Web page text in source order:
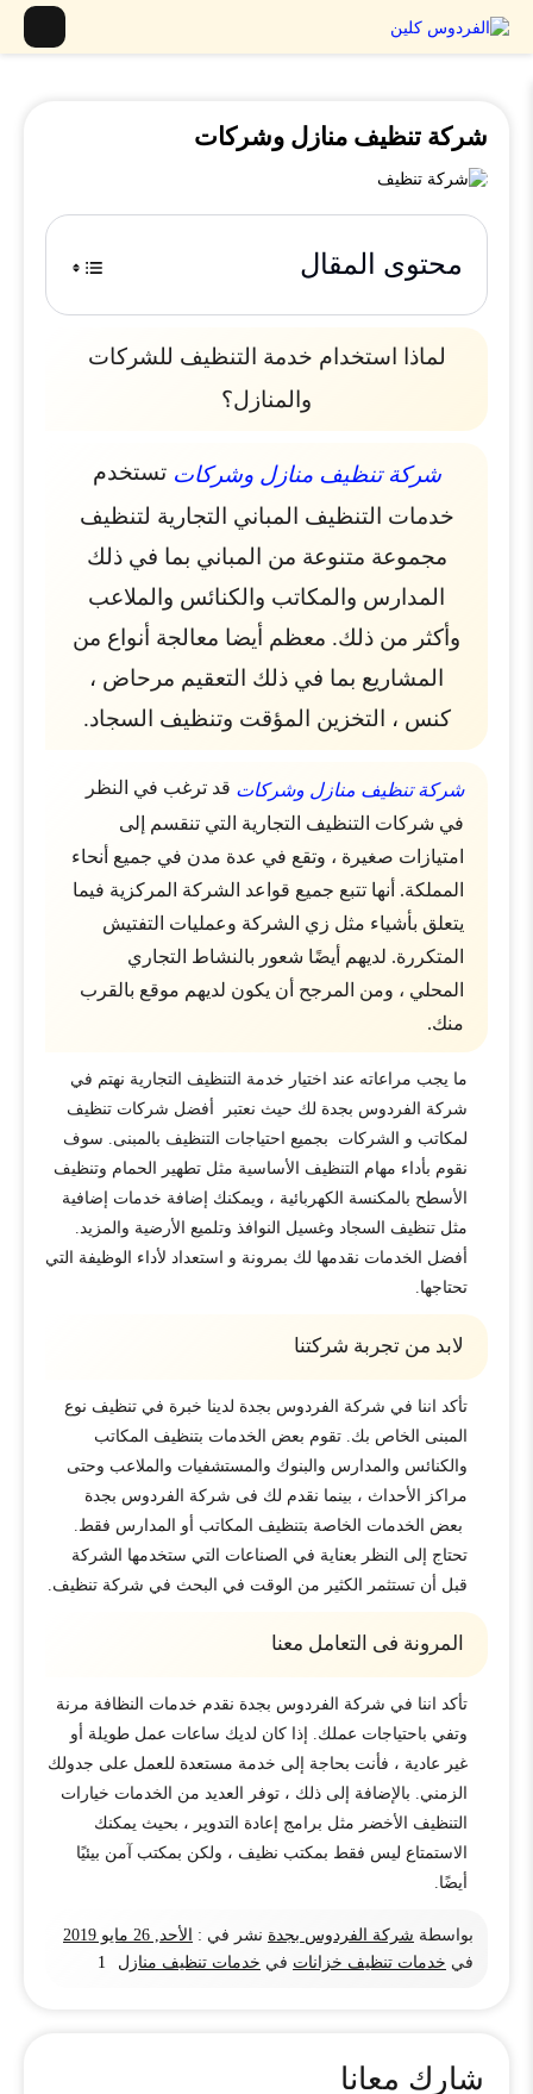
شركة تنظيف منازل وشركات
محتوى المقال
لماذا استخدام خدمة التنظيف للشركات
والمنازل؟
شركة تنظيف منازل وشركات تستخدم
خدمات التنظيف المباني التجارية لتنظيف
مجموعة متنوعة من المباني بما في ذلك
المدارس والمكاتب والكنائس والملاعب
وأكثر من ذلك. معظم أيضا معالجة أنواع من
المشاريع بما في ذلك التعقيم مرحاض ،
كنس ، التخزين المؤقت وتنظيف السجاد.
شركة تنظيف منازل وشركات قد ترغب في النظر
في شركات التنظيف التجارية التي تنقسم إلى
امتيازات صغيرة ، وتقع في عدة مدن في جميع أنحاء
المملكة. أنها تتبع جميع قواعد الشركة المركزية فيما
يتعلق بأشياء مثل زي الشركة وعمليات التفتيش
المتكررة. لديهم أيضًا شعور بالنشاط التجاري
المحلي ، ومن المرجح أن يكون لديهم موقع بالقرب
منك.
ما يجب مراعاته عند اختيار خدمة التنظيف التجارية نهتم في
شركة الفردوس بجدة لك حيث نعتبر أفضل شركات تنظيف
لمكاتب و الشركات بجميع احتياجات التنظيف بالمبنى. سوف
نقوم بأداء مهام التنظيف الأساسية مثل تطهير الحمام وتنظيف
الأسطح بالمكنسة الكهربائية ، ويمكنك إضافة خدمات إضافية
مثل تنظيف السجاد وغسيل النوافذ وتلميع الأرضية والمزيد.
أفضل الخدمات نقدمها لك بمرونة و استعداد لأداء الوظيفة التي
تحتاجها.
لابد من تجربة شركتنا
تأكد اننا في شركة الفردوس بجدة لدينا خبرة في تنظيف نوع
المبنى الخاص بك. تقوم بعض الخدمات بتنظيف المكاتب
والكنائس والمدارس والبنوك والمستشفيات والملاعب وحتى
مراكز الأحداث ، بينما نقدم لك فى شركة الفردوس بجدة
بعض الخدمات الخاصة بتنظيف المكاتب أو المدارس فقط.
تحتاج إلى النظر بعناية في الصناعات التي ستخدمها الشركة
قبل أن تستثمر الكثير من الوقت في البحث في شركة تنظيف.
المرونة فى التعامل معنا
تأكد اننا في شركة الفردوس بجدة نقدم خدمات النظافة مرنة
وتفي باحتياجات عملك. إذا كان لديك ساعات عمل طويلة أو
غير عادية ، فأنت بحاجة إلى خدمة مستعدة للعمل على جدولك
الزمني. بالإضافة إلى ذلك ، توفر العديد من الخدمات خيارات
التنظيف الأخضر مثل برامج إعادة التدوير ، بحيث يمكنك
الاستمتاع ليس فقط بمكتب نظيف ، ولكن بمكتب آمن بيئيًا
أيضًا.
بواسطة شركة الفردوس بجدة نشر في :
الأحد, 26 مايو 2019
في خدمات تنظيف خزانات في خدمات تنظيف منازل 1
شارك معانا